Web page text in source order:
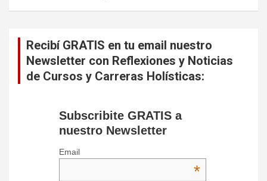
Recibí GRATIS en tu email nuestro
Newsletter con Reflexiones y Noticias
de Cursos y Carreras Holísticas:
Subscribite GRATIS a
nuestro Newsletter
Email
*